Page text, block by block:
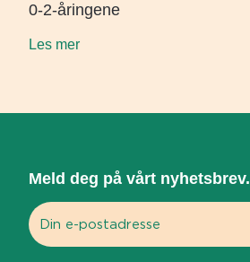
0-2-åringene
Les mer
Meld deg på vårt nyhetsbrev.